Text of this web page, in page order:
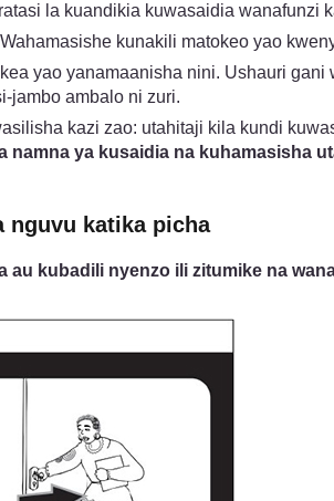
la kuandikia kuwasaidia wanafunzi
kunakili matokeo yao
yao yanamaanisha nini. Ushauri
jambo ambalo ni zuri.
kazi zao: utahitaji kila kundi
namna ya kusaidia na kuhamasisha
nguvu katika picha
au kubadili nyenzo ili zitumike na